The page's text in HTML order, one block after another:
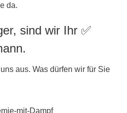
da.
sind wir Ihr ✅
aus. Was dürfen wir für Sie